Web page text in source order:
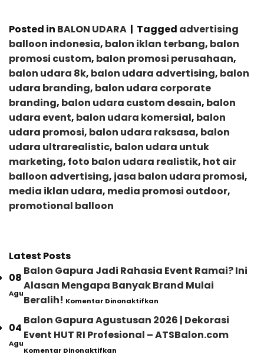
Posted in BALON UDARA | Tagged advertising
balloon indonesia, balon iklan terbang, balon
promosi custom, balon promosi perusahaan,
balon udara 8k, balon udara advertising, balon
udara branding, balon udara corporate
branding, balon udara custom desain, balon
udara event, balon udara komersial, balon
udara promosi, balon udara raksasa, balon
udara ultrarealistic, balon udara untuk
marketing, foto balon udara realistik, hot air
balloon advertising, jasa balon udara promosi,
media iklan udara, media promosi outdoor,
promotional balloon
Latest Posts
08
Agu
Balon Gapura Jadi Rahasia Event Ramai? Ini
Alasan Mengapa Banyak Brand Mulai
Beralih! Komentar Dinonaktifkan
Gapura
Rahasia
04
Agu
Balon Gapura Agustusan 2026 | Dekorasi
Event HUT RI Profesional – ATSBalon.com
Komentar Dinonaktifkan